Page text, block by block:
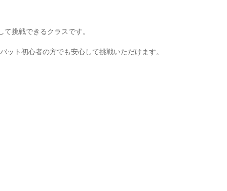
挑戦できるクラスです。
ト初心者の方でも安心して挑戦いただけます。